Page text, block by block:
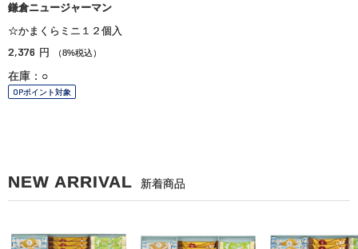
鎌倉ニュージャーマン
☆かまくらミニ１２個入
2,376 円 （8%税込）
在庫：○
OPポイント対象
NEW ARRIVAL 新着商品